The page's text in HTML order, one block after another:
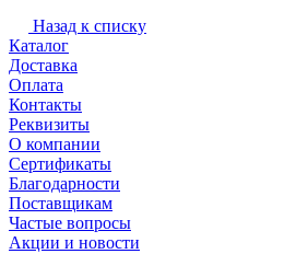
Назад к списку
Каталог
Доставка
Оплата
Контакты
Реквизиты
О компании
Сертификаты
Благодарности
Поставщикам
Частые вопросы
Акции и новости